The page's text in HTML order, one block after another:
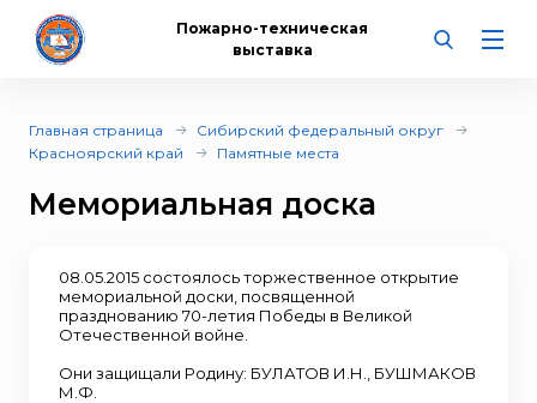
Пожарно-техническая
выставка
Главная страница
Сибирский федеральный округ
Красноярский край
Памятные места
Мемориальная доска
08.05.2015 состоялось торжественное открытие
мемориальной доски, посвященной
празднованию 70-летия Победы в Великой
Отечественной войне.
Они защищали Родину: БУЛАТОВ И.Н., БУШМАКОВ
М.Ф.